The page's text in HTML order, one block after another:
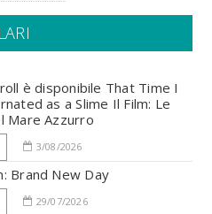
è disponibile That Time I
as a Slime Il Film: Le
Mare Azzurro
3/08/2026
Brand New Day
29/07/2026